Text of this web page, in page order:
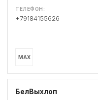
ТЕЛЕФОН:
+79184155626
MAX
БелВыхлоп